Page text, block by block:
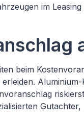
im
beim
Gutachter,